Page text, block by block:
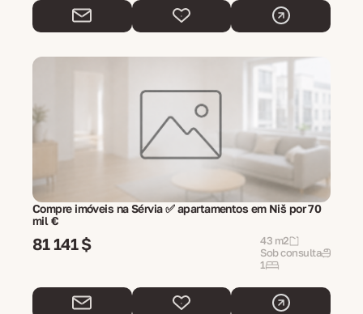
Compre imóveis na Sérvia ✅ apartamentos em Niš por 70
mil €
81 141 $
43 m2
Sob consulta
1